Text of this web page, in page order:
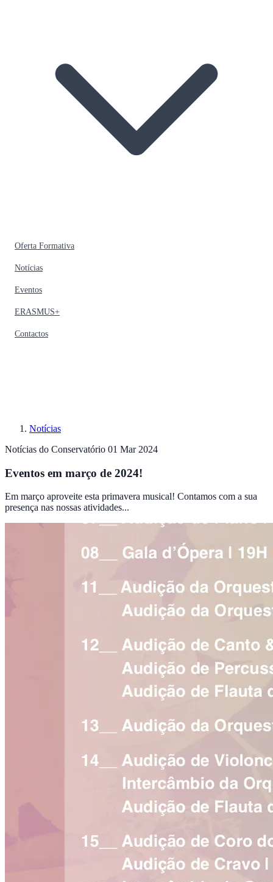
Oferta Formativa
Notícias
Eventos
ERASMUS+
Contactos
Notícias
Notícias do Conservatório 01 Mar 2024
Eventos em março de 2024!
Em março aproveite esta primavera musical! Contamos com a sua
presença nas nossas atividades...